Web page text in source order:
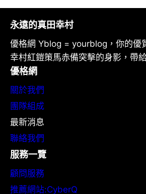
永遠的真田幸村
優格網 Yblog = yourblog，你的優
幸村紅鎧策馬赤備突擊的身影，帶
優格網
關於我們
團隊組成
最新消息
聯絡我們
服務一覽
顧問服務
推薦網站:CyberQ